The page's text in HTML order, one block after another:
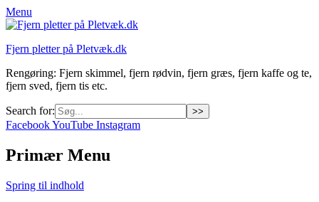
Menu
Fjern pletter på Pletvæk.dk
Rengøring: Fjern skimmel, fjern rødvin, fjern græs, fjern kaffe og te,
fjern sved, fjern tis etc.
Search for:
FacebookYouTube Instagram
Primær Menu
Spring til indhold